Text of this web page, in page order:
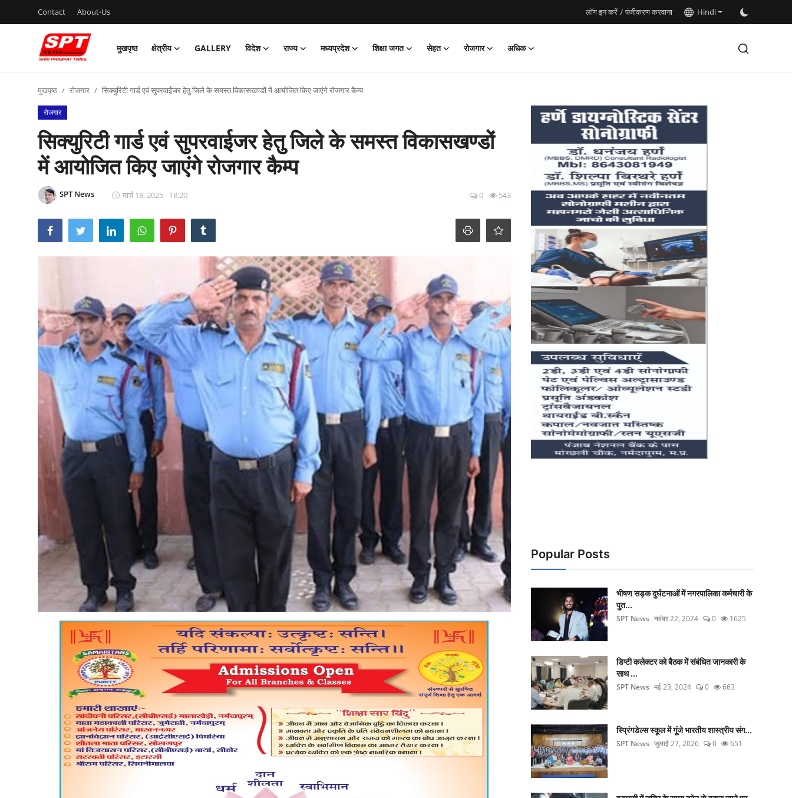
Contact About-Us लॉग इन करें/ पंजीकरण करवाना Hindi
मुखपृष्ठ क्षेत्रीय GALLERY विदेश राज्य मध्यप्रदेश शिक्षा जगत सेहत रोजगार
अधिक
Contact
About-Us
शिक्षा जगत
Hindi
मुखपृष्ठ रोजगार सिक्‍युरिटी गार्ड एवं सुपरवाईजर हेतु जिले के समस्‍त विकासखण्‍डों में आयोजित किए जाएंगे रोजगार कैम्‍प
रोजगार
सिक्‍युरिटी गार्ड एवं सुपरवाईजर हेतु जिले के समस्‍त विकासखण्‍डों
में आयोजित किए जाएंगे रोजगार कैम्‍प
SPT News मार्च 18, 2025 - 18:20 0 543
Popular Posts
भीषण सड़क दुर्घटनाओं में नगरपालिका कर्मचारी के
पुत...
SPT News नवंबर 22, 2024 0 1625
डिप्टी कलेक्टर को बैठक में संबंधित जानकारी के
साथ ...
SPT News मई 23, 2024 0 663
स्प्रिंगडेल्स स्कूल में गूंजे भारतीय शास्त्रीय संग...
SPT News जुलाई 27, 2026 0 651